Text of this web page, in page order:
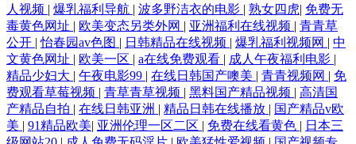
人视频 | 爆乳福利导航 | 波多野洁衣的电影 | 熟女四虎| 免费无
毒黄色网址 | 欧美变态另类外网 | 亚洲福利在线视频 | 青青草
公开 |怡春园av色图 | 日韩精品在线视频 | 爆乳福利视频网 | 中
文黄色网址 | 欧美一区 | a在线免费观看 | 成人午夜福利电影 |
精品少妇大 | 午夜电影99 | 在线日韩国产噢美 | 青青视频网 | 免
费观看草莓视频 | 青草青草视频 | 黑料国产精品视频 | 高清国
产精品自拍 | 在线日韩亚洲 | 精品日韩在线播放 | 国产精品v欧
美 | 91精品欧美| 亚洲伦理一区二区 | 免费在线看黄色 | 日本三